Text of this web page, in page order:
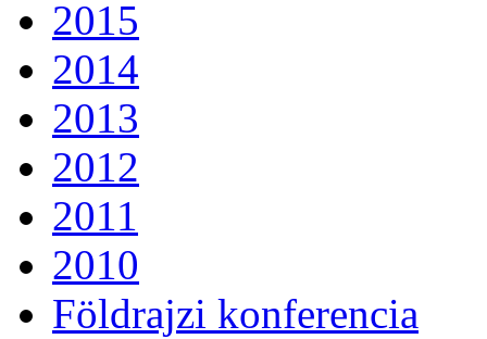
2015
2014
2013
2012
2011
2010
Földrajzi konferencia